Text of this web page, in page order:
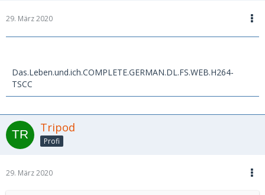
29. März 2020
Das.Leben.und.ich.COMPLETE.GERMAN.DL.FS.WEB.H264-
TSCC
Tripod
Profi
29. März 2020